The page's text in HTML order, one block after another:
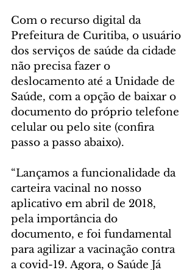
Com o recurso digital da
Prefeitura de Curitiba, o usuário
dos serviços de saúde da cidade
não precisa fazer o
deslocamento até a Unidade de
Saúde, com a opção de baixar o
documento do próprio telefone
celular ou pelo site (confira
passo a passo abaixo).
“Lançamos a funcionalidade da
carteira vacinal no nosso
aplicativo em abril de 2018,
pela importância do
documento, e foi fundamental
para agilizar a vacinação contra
a covid-19. Agora, o Saúde Já